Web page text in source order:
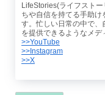
LifeStories(ライフスト
ちや自信を持てる手助
す。忙しい日常の中で、
を提供できるようなメデ
>>YouTube
>>Instagram
>>X